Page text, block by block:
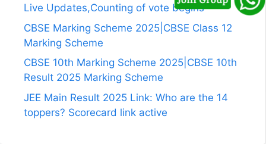
Live Updates,Counting of vote begins
CBSE Marking Scheme 2025|CBSE Class 12
Marking Scheme
CBSE 10th Marking Scheme 2025|CBSE 10th
Result 2025 Marking Scheme
JEE Main Result 2025 Link: Who are the 14
toppers? Scorecard link active